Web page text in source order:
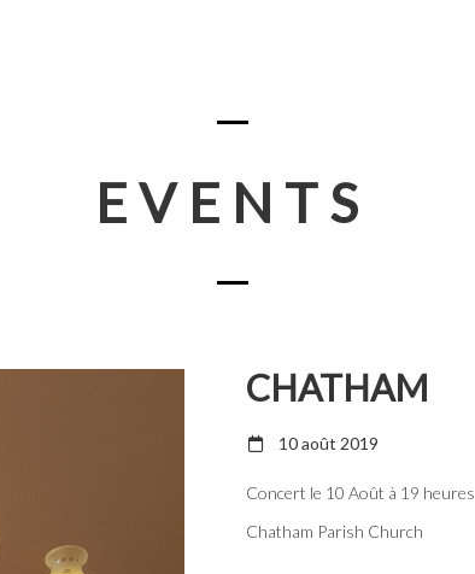
EVENTS
CHATHAM
10 août 2019
Concert le 10 Août à 19 heures
Chatham Parish Church